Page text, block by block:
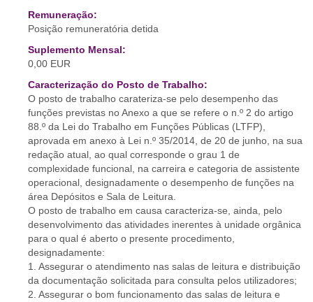
Remuneração:
Posição remuneratória detida
Suplemento Mensal:
0,00 EUR
Caracterização do Posto de Trabalho:
O posto de trabalho carateriza-se pelo desempenho das
funções previstas no Anexo a que se refere o n.º 2 do artigo
88.º da Lei do Trabalho em Funções Públicas (LTFP),
aprovada em anexo à Lei n.º 35/2014, de 20 de junho, na sua
redação atual, ao qual corresponde o grau 1 de
complexidade funcional, na carreira e categoria de assistente
operacional, designadamente o desempenho de funções na
área Depósitos e Sala de Leitura.
O posto de trabalho em causa caracteriza-se, ainda, pelo
desenvolvimento das atividades inerentes à unidade orgânica
para o qual é aberto o presente procedimento,
designadamente:
1. Assegurar o atendimento nas salas de leitura e distribuição
da documentação solicitada para consulta pelos utilizadores;
2. Assegurar o bom funcionamento das salas de leitura e